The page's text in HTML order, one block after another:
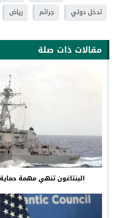
تدخل دولي
جرائم رياض
مقالات ذات صلة
البنتاغون تنهي مهمة